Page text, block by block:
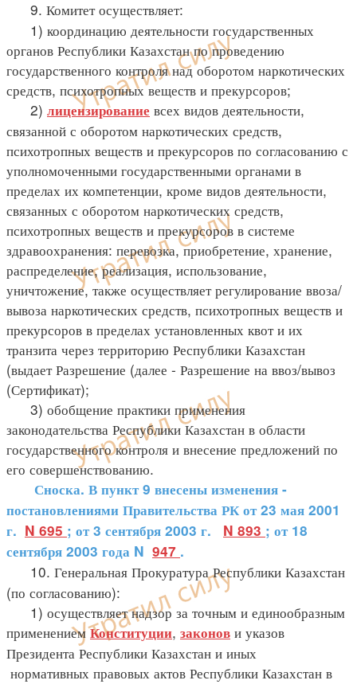
9. Комитет осуществляет:
1) координацию деятельности государственных
органов Республики Казахстан по проведению
государственного контроля над оборотом наркотических
средств, психотропных веществ и прекурсоров;
2) лицензирование всех видов деятельности,
связанной с оборотом наркотических средств,
психотропных веществ и прекурсоров по согласованию с
уполномоченными государственными органами в
пределах их компетенции, кроме видов деятельности,
связанных с оборотом наркотических средств,
психотропных веществ и прекурсоров в системе
здравоохранения: перевозка, приобретение, хранение,
распределение, реализация, использование,
уничтожение, также осуществляет регулирование ввоза/
вывоза наркотических средств, психотропных веществ и
прекурсоров в пределах установленных квот и их
транзита через территорию Республики Казахстан
(выдает Разрешение (далее - Разрешение на ввоз/вывоз
(Сертификат);
3) обобщение практики применения
законодательства Республики Казахстан в области
государственного контроля и внесение предложений по
его совершенствованию.
Сноска. В пункт 9 внесены изменения -
постановлениями Правительства РК от 23 мая 2001
г. N 695 ; от 3 сентября 2003 г. N 893 ; от 18
сентября 2003 года N 947 .
10. Генеральная Прокуратура Республики Казахстан
(по согласованию):
1) осуществляет надзор за точным и единообразным
применениемКонституции, законов и указов
Президента Республики Казахстан и иных
нормативных правовых актов Республики Казахстан в